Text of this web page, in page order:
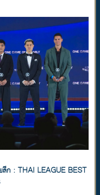
ก : THAI LEAGUE BEST